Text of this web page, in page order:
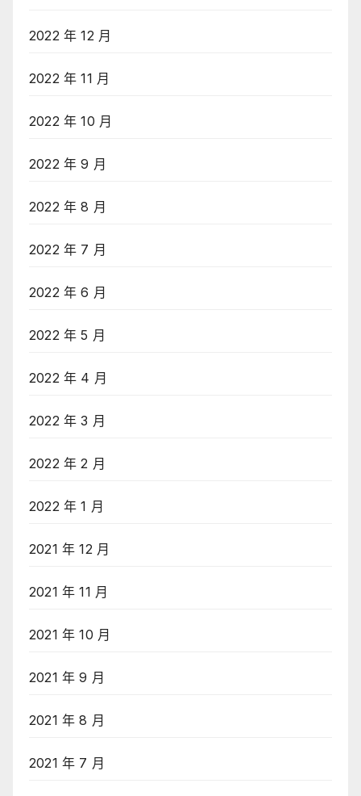
2022 年 12 月
2022 年 11 月
2022 年 10 月
2022 年 9 月
2022 年 8 月
2022 年 7 月
2022 年 6 月
2022 年 5 月
2022 年 4 月
2022 年 3 月
2022 年 2 月
2022 年 1 月
2021 年 12 月
2021 年 11 月
2021 年 10 月
2021 年 9 月
2021 年 8 月
2021 年 7 月